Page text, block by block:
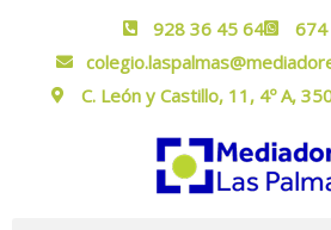
928 36 45 64
C. León y Castillo, 11, 4º A,